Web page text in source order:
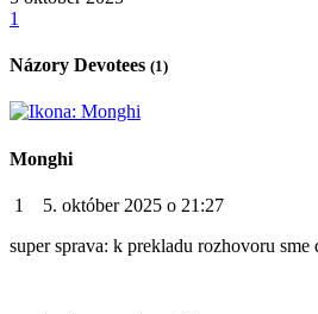
1
Názory Devotees (1)
Monghi
1
5. október 2025 o 21:27
super sprava: k prekladu rozhovoru sme